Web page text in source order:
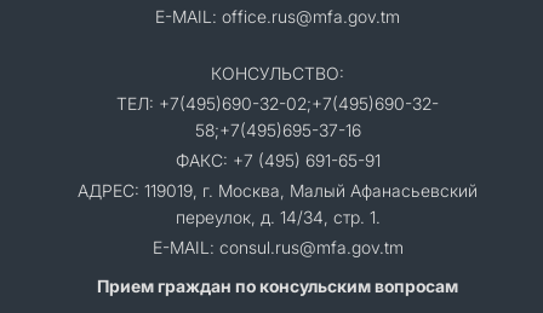
E-MAIL: office.rus@mfa.gov.tm
КОНСУЛЬСТВО:
ТЕЛ: +7(495)690-32-02;+7(495)690-32-
58;+7(495)695-37-16
ФАКС: +7 (495) 691-65-91
АДРЕС: 119019, г. Москва, Малый Афанасьевский
переулок, д. 14/34, стр. 1.
E-MAIL: consul.rus@mfa.gov.tm
Прием граждан по консульским вопросам